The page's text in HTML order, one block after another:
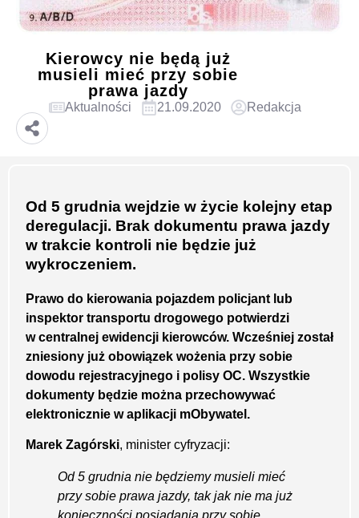
Kierowcy nie będą już
musieli mieć przy sobie
prawa jazdy
Aktualności 21.09.2020 Redakcja
Od 5 grudnia wejdzie w życie kolejny etap
deregulacji. Brak dokumentu prawa jazdy
w trakcie kontroli nie będzie już
wykroczeniem.
Prawo do kierowania pojazdem policjant lub
inspektor transportu drogowego potwierdzi
w centralnej ewidencji kierowców. Wcześniej został
zniesiony już obowiązek wożenia przy sobie
dowodu rejestracyjnego i polisy OC. Wszystkie
dokumenty będzie można przechowywać
elektronicznie w aplikacji mObywatel.
Marek Zagórski, minister cyfryzacji:
Od 5 grudnia nie będziemy musieli mieć
przy sobie prawa jazdy, tak jak nie ma już